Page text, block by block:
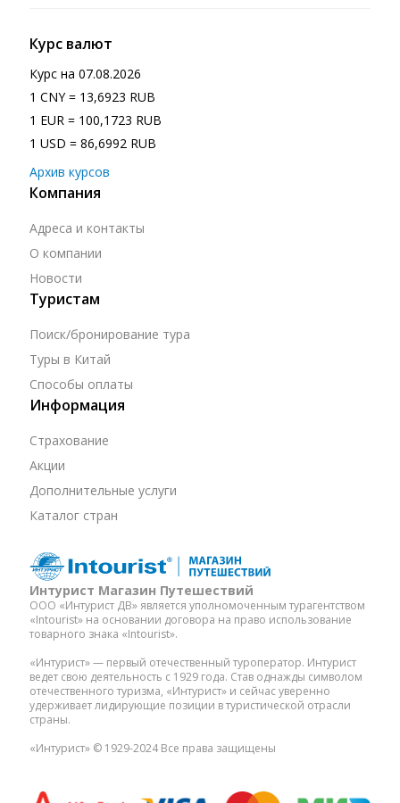
Курс валют
Курс на 07.08.2026
1 CNY = 13,6923 RUB
1 EUR = 100,1723 RUB
1 USD = 86,6992 RUB
Архив курсов
Компания
Адреса и контакты
О компании
Новости
Туристам
Поиск/бронирование тура
Туры в Китай
Способы оплаты
Информация
Страхование
Акции
Дополнительные услуги
Каталог стран
Интурист Магазин Путешествий
ООО «Интурист ДВ» является уполномоченным турагентством
«Intourist» на основании договора на право использование
товарного знака «Intourist».
«Интурист» — первый отечественный туроператор. Интурист
ведет свою деятельность с 1929 года. Став однажды символом
отечественного туризма, «Интурист» и сейчас уверенно
удерживает лидирующие позиции в туристической отрасли
страны.
«Интурист» © 1929-2024 Все права защищены